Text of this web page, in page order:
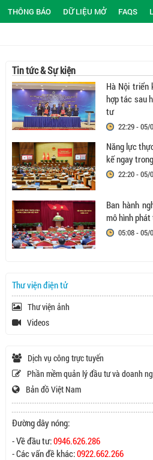
THÔNG BÁO DỮ LIỆU MỞ FAQS
Tin tức & Sự kiện
Hà Nội triển
hợp tác sau
tư
22:29 - 05/
Năng lực
kế ngay
22:20 - 05/
Ban hành
mô hình
05:08 - 05/
Thư viện điện tử
Thư viện ảnh
Videos
Dịch vụ công trực tuyến
Phần mềm quản lý đầu tư và doanh
Bản đồ Việt Nam
Đường dây nóng:
- Về đầu tư:0946.626.286
- Các vấn đề khác:0922.662.266